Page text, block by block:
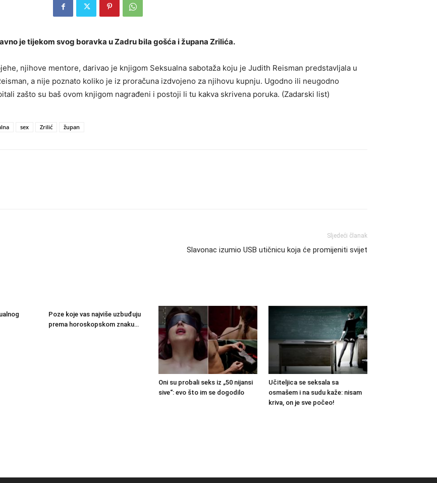
je tijekom svog boravka u Zadru bila gošća i župana Zrilića.
njihove mentore, darivao je knjigom Seksualna sabotaža koju je Judith Reisman predstavljala u
a nije poznato koliko je iz proračuna izdvojeno za njihovu kupnju. Ugodno ili neugodno
zašto su baš ovom knjigom nagrađeni i postoji li tu kakva skrivena poruka. (Zadarski list)
sex Zrilić župan
Sljedeći članak
Slavonac izumio USB utičnicu koja će promijeniti svijet
Poze koje vas najviše uzbuđuju
prema horoskopskom znaku…
Oni su probali seks iz „50 nijansi
sive“: evo što im se dogodilo
Učiteljica se seksala sa
osmašem i na sudu kaže: nisam
kriva, on je sve počeo!